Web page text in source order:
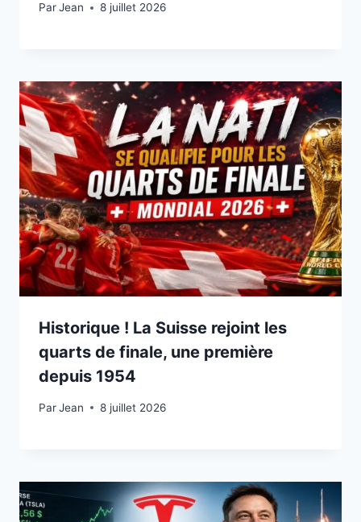
ParJean
8 juillet 20268 juillet 2026
Historique ! La Suisse rejoint les
quarts de finale, une première
depuis 1954
ParJean
8 juillet 20268 juillet 2026